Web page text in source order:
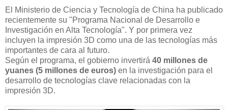
El Ministerio de Ciencia y Tecnología de China ha publicado
recientemente su "Programa Nacional de Desarrollo e
Investigación en Alta Tecnología". Y por primera vez
incluyen la impresión 3D como una de las tecnologías más
importantes de cara al futuro.
Según el programa, el gobierno invertirá 40 millones de
yuanes (5 millones de euros) en la investigación para el
desarrollo de tecnologías clave relacionadas con la
impresión 3D.